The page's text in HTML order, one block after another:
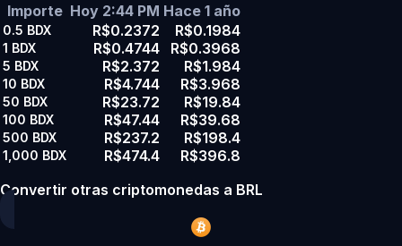
Importe Hoy 2:44 PM Hace 1 año
0.5 BDX R$0.2372 R$0.1984
1 BDX R$0.4744 R$0.3968
5 BDX R$2.372 R$1.984
10 BDX R$4.744 R$3.968
50 BDX R$23.72 R$19.84
100 BDX R$47.44 R$39.68
500 BDX R$237.2 R$198.4
1,000 BDX R$474.4
R$396.8
Convertir otras criptomonedas a BRL